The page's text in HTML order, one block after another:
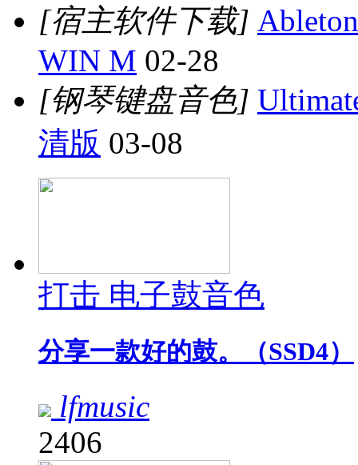
[宿主软件下载]
WIN M 02-28
[钢琴键盘音色]
清版 03-08
打击 电子鼓音色
分享一款好的鼓。（SSD4）
lfmusic
2406